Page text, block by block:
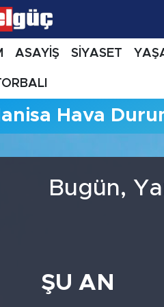
ASAYİŞ SİYASET
Hava
Bugün,
ŞU AN